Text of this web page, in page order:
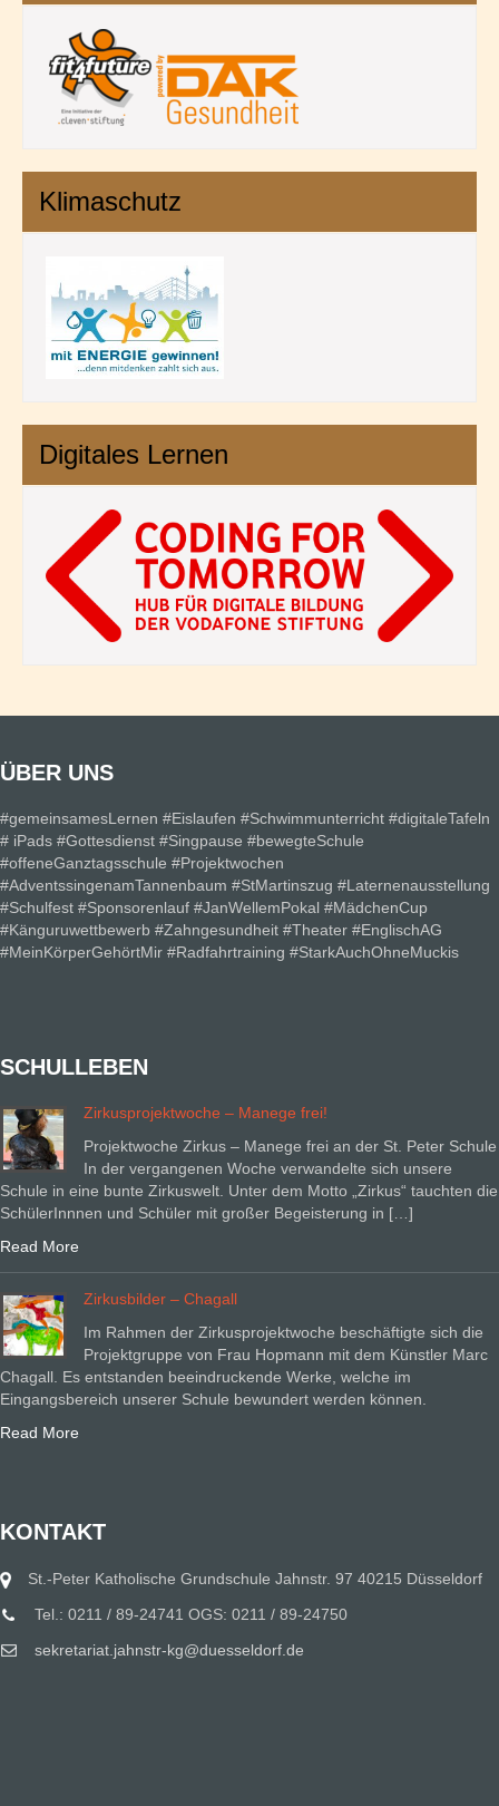
Klimaschutz
Digitales Lernen
ÜBER UNS
#gemeinsamesLernen #Eislaufen #Schwimmunterricht #digitaleTafeln
# iPads #Gottesdienst #Singpause #bewegteSchule
#offeneGanztagsschule #Projektwochen
#AdventssingenamTannenbaum #StMartinszug #Laternenausstellung
#Schulfest #Sponsorenlauf #JanWellemPokal #MädchenCup
#Känguruwettbewerb #Zahngesundheit #Theater #EnglischAG
#MeinKörperGehörtMir #Radfahrtraining #StarkAuchOhneMuckis
SCHULLEBEN
Zirkusprojektwoche – Manege frei!
Projektwoche Zirkus – Manege frei an der St. Peter Schule
In der vergangenen Woche verwandelte sich unsere
Schule in eine bunte Zirkuswelt. Unter dem Motto „Zirkus“ tauchten die
SchülerInnnen und Schüler mit großer Begeisterung in […]
Read More
Zirkusbilder – Chagall
Im Rahmen der Zirkusprojektwoche beschäftigte sich die
Projektgruppe von Frau Hopmann mit dem Künstler Marc
Chagall. Es entstanden beeindruckende Werke, welche im
Eingangsbereich unserer Schule bewundert werden können.
Read More
KONTAKT
St.-Peter Katholische Grundschule Jahnstr. 97 40215 Düsseldorf
Tel.: 0211 / 89-24741 OGS: 0211 / 89-24750
sekretariat.jahnstr-kg@duesseldorf.de